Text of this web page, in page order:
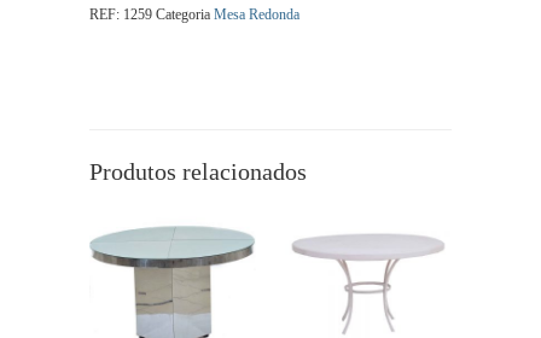
REF: 1259 Categoria Mesa Redonda
Produtos relacionados